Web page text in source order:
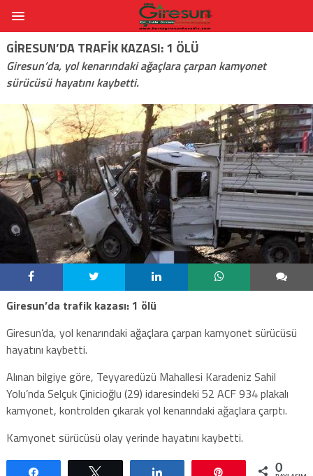
GIRESUN’DA TRAFIK KAZASI: 1 ÖLÜ
Giresun’da, yol kenarındaki ağaçlara çarpan kamyonet
sürücüsü hayatını kaybetti.
Giresun’da trafik kazası: 1 ölü
Giresun’da, yol kenarındaki ağaçlara çarpan kamyonet sürücüsü
hayatını kaybetti.
Alınan bilgiye göre, Teyyaredüzü Mahallesi Karadeniz Sahil
Yolu’nda Selçuk Çinicioğlu (29) idaresindeki 52 ACF 934 plakalı
kamyonet, kontrolden çıkarak yol kenarındaki ağaçlara çarptı.
Kamyonet sürücüsü olay yerinde hayatını kaybetti.
0